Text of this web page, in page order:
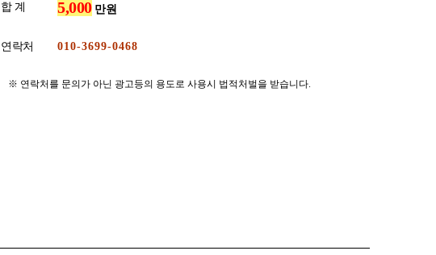
합 계 만원
연락처
※ 연락처를 문의가 아닌 광고등의 용도로 사용시 법적처벌을 받습니다.